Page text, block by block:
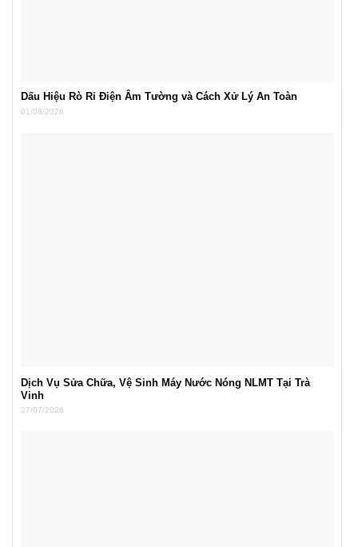
Dấu Hiệu Rò Rỉ Điện Âm Tường và Cách Xử Lý An Toàn
01/08/2026
Dịch Vụ Sửa Chữa, Vệ Sinh Máy Nước Nóng NLMT Tại Trà
Vinh
27/07/2026